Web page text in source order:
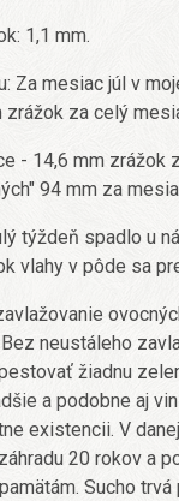
1,1 mm.
Za mesiac júl v
zrážok za celý
- 14,6 mm zrážok
94 mm za
týždeň spadlo u
vlahy v pôde sa
neustáleho
žiadnu
a podobne aj
existencii. V
20 rokov a
Sucho trvá